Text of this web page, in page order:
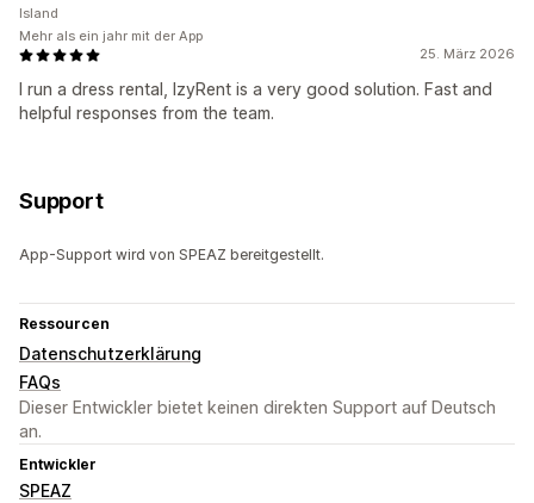
25. März 2026
I run a dress rental, IzyRent is a very good solution. Fast and
helpful responses from the team.
Island
Mehr als ein jahr mit der App
Support
App-Support wird von SPEAZ bereitgestellt.
Ressourcen
Datenschutzerklärung
FAQs
Dieser Entwickler bietet keinen direkten Support auf Deutsch
an.
Entwickler
SPEAZ